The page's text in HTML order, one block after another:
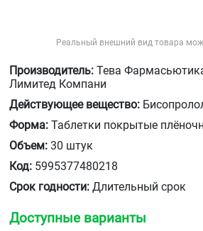
Реальный внешний вид товара
Производитель: Тева
Лимитед Компани
Действующее вещество:
Форма: Таблетки покрытые
Объем: 30 штук
Код: 5995377480218
Срок годности: Длительный срок
Доступные варианты